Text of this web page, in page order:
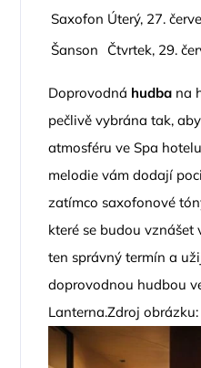
Saxofon Úterý, 27.
Šanson
Čtvrtek, 29.
Doprovodná hudba na
pečlivě vybrána tak,
atmosféru ve Spa
melodie vám dodají
zatímco saxofonové
které se budou vznášet
ten správný termín a
doprovodnou hudbou
Lanterna.Zdroj obrázku: